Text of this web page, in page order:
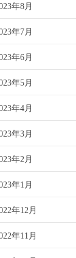
年8月
年7月
年6月
年5月
年4月
年3月
年2月
年1月
年12月
年11月